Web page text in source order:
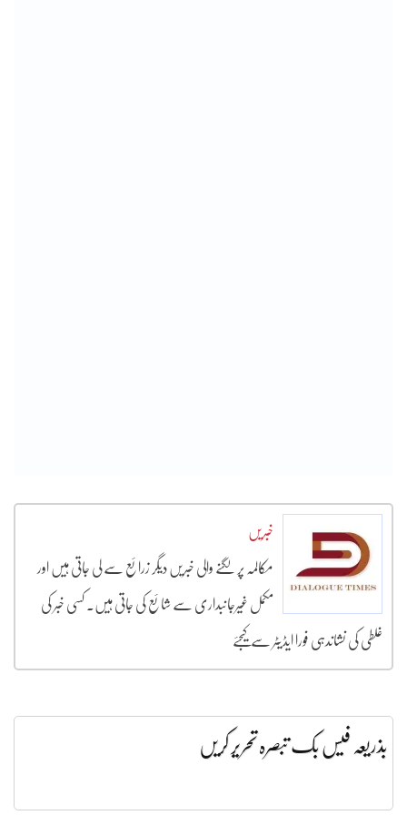
خبریں
مکالمہ پر لگنے والی خبریں دیگر زرائع سے لی جاتی ہیں اور
مکمل غیرجانبداری سے شائع کی جاتی ہیں۔ کسی خبر کی
غلطی کی نشاندہی فورا ایڈیٹر سے کیجئے
بذریعہ فیس بک تبصرہ تحریر کریں